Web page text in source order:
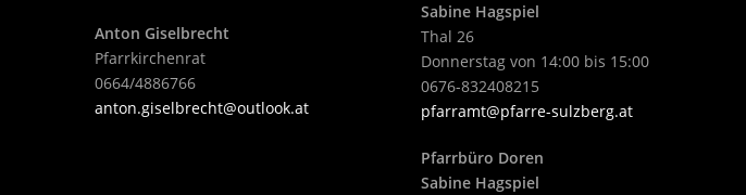
Anton Giselbrecht
Pfarrkirchenrat
0664/4886766
anton.giselbrecht@outlook.at
Sabine Hagspiel
Thal 26
Donnerstag von 14:00 bis 15:00
0676-832408215
pfarramt@pfarre-sulzberg.at
Pfarrbüro Doren
Sabine Hagspiel